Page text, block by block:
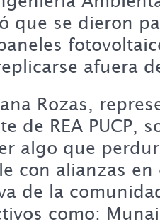
que se dieron
afuera
Rozas,
de REA PUCP,
algo que
con alianzas
de la
como: